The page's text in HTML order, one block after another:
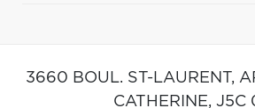
3660 BOUL. ST-LAURENT,
CATHERINE, J5C